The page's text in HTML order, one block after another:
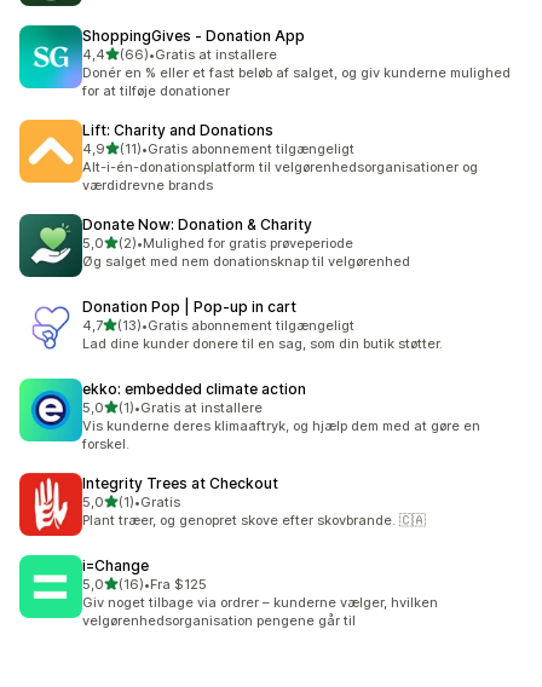
ShoppingGives ‑ Donation App
4,4ud af 5 stjerner
(66)
66 anmeldelser i alt
•Gratis at installere
Donér en % eller et fast beløb af salget, og giv kunderne mulighed
for at tilføje donationer
Lift: Charity and Donations
4,9ud af 5 stjerner
(11)
11 anmeldelser i alt
•Gratis abonnement tilgængeligt
Alt-i-én-donationsplatform til velgørenhedsorganisationer og
værdidrevne brands
Donate Now: Donation & Charity
5,0ud af 5 stjerner
(2)
2 anmeldelser i alt
•Mulighed for gratis prøveperiode
Øg salget med nem donationsknap til velgørenhed
Donation Pop | Pop‑up in cart
4,7ud af 5 stjerner
(13)
13 anmeldelser i alt
•Gratis abonnement tilgængeligt
Lad dine kunder donere til en sag, som din butik støtter.
ekko: embedded climate action
5,0ud af 5 stjerner
(1)
1 anmeldelser i alt
•Gratis at installere
Vis kunderne deres klimaaftryk, og hjælp dem med at gøre en
forskel.
Integrity Trees at Checkout
5,0ud af 5 stjerner
(1)
1 anmeldelser i alt
•Gratis
Plant træer, og genopret skove efter skovbrande. 🇨🇦
i=Change
5,0ud af 5 stjerner
(16)
16 anmeldelser i alt
•Fra $125
Giv noget tilbage via ordrer – kunderne vælger, hvilken
velgørenhedsorganisation pengene går til